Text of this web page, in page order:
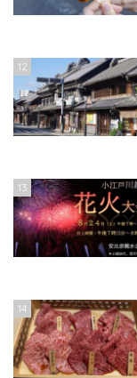
12
13
14